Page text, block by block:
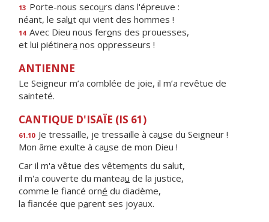
13 Porte-nous secours dans l'épreuve :
néant, le salut qui vient des hommes !
14 Avec Dieu nous ferons des prouesses,
et lui piétinera nos oppresseurs !
ANTIENNE
Le Seigneur m’a comblée de joie, il m’a revêtue de
sainteté.
CANTIQUE D'ISAÏE (IS 61)
61.10 Je tressaille, je tressaille à cause du Seigneur !
Mon âme exulte à cause de mon Dieu !
Car il m'a vêtue des vêtements du salut,
il m'a couverte du manteau de la justice,
comme le fiancé orné du diadème,
la fiancée que parent ses joyaux.